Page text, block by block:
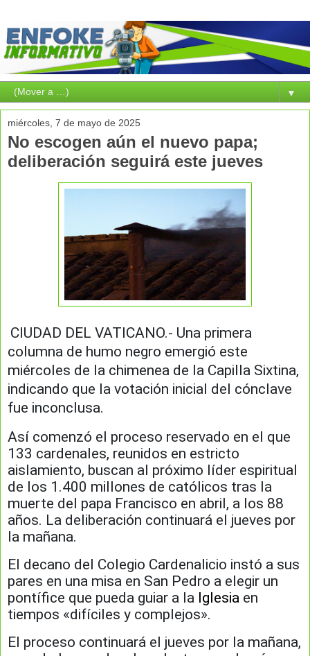
▼
miércoles, 7 de mayo de 2025
No escogen aún el nuevo papa;
deliberación seguirá este jueves
CIUDAD DEL VATICANO.- Una primera
columna de humo negro emergió este
miércoles de la chimenea de la Capilla Sixtina,
indicando que la votación inicial del cónclave
fue inconclusa.
Así comenzó el proceso reservado en el que
133 cardenales, reunidos en estricto
aislamiento, buscan al próximo líder espiritual
de los 1.400 millones de católicos tras la
muerte del papa Francisco en abril, a los 88
años. La deliberación continuará el jueves por
la mañana.
El decano del Colegio Cardenalicio instó a sus
pares en una misa en San Pedro a elegir un
pontífice que pueda guiar a la Iglesia en
tiempos «difíciles y complejos».
El proceso continuará el jueves por la mañana,